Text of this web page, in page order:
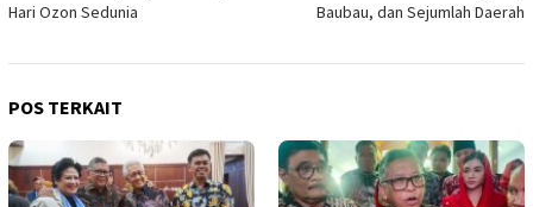
Hari Ozon Sedunia
Baubau, dan Sejumlah Daerah
POS TERKAIT